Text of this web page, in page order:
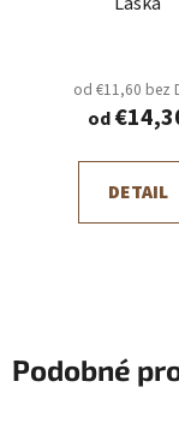
od €11,60 bez
od
DETAIL
Podobné